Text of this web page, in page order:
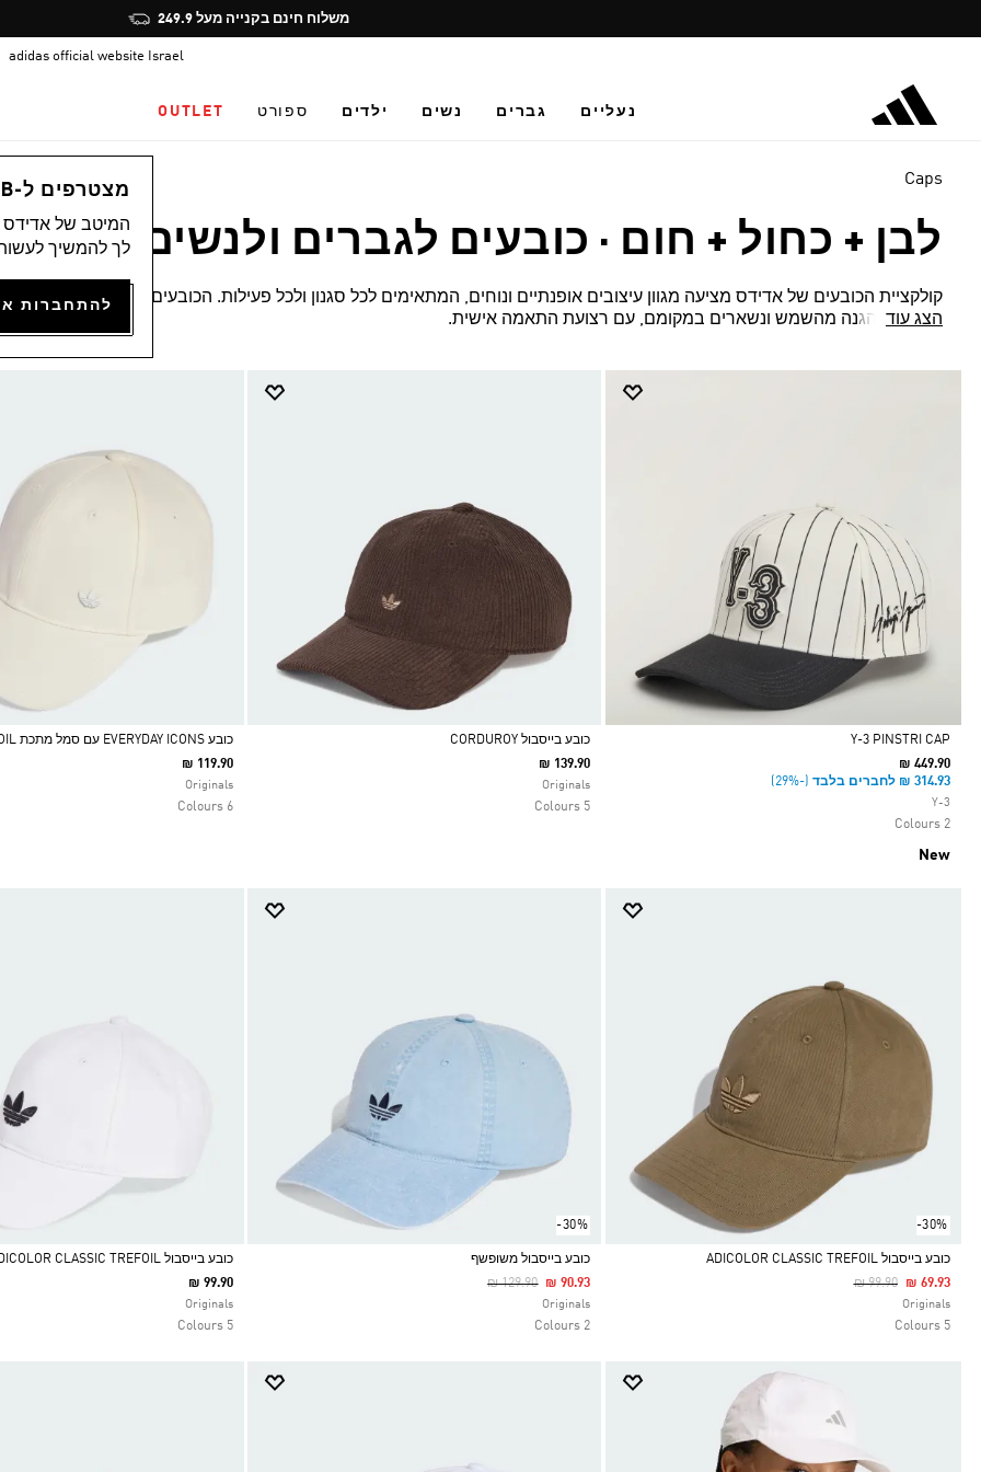
Pause
promotion
הצטרפו חינם לאדיקלאב, תיהנו מהטבות ותצברו נקודות
adidas official website Israel
נעליים גברים נשים ילדים ספורט OUTLET
מצטרפים ל-ADICLUB ונהנים ממגוון הטבות
המיטב של אדידס
לך להמשיך
Caps
לבן + כחול + חום · כובעים לגברים ולנשים (16)
קולקציית הכובעים של אדידס מציעה מגוון עיצובים אופנתיים ונוחים, המתאימים לכל סגנון ולכל פעילות. הכובעים
מספקים הגנה מהשמש ונשארים במקומם, עם רצועת התאמה אישית.
הצג עוד
Selected
Y-3 PINSTRI CAP
₪ 449.90
⁦₪ 314.93⁩ לחברים בלבד
(-29%)
Y-3
2 Colours
New
Selected
כובע בייסבול CORDUROY
₪ 139.90
Originals
5 Colours
Selected
כובע EVERYDAY ICONS עם סמל מתכת TREFOIL
₪ 119.90
Originals
6 Colours
-30%
Selected
כובע בייסבול ADICOLOR CLASSIC TREFOIL
Price Reduced From
₪ 99.90To₪ 69.93
Originals
5 Colours
-30%
Selected
כובע בייסבול משופשף
Price Reduced From
₪ 129.90To₪ 90.93
Originals
2 Colours
Selected
כובע בייסבול ADICOLOR CLASSIC TREFOIL
₪ 99.90
Originals
5 Colours